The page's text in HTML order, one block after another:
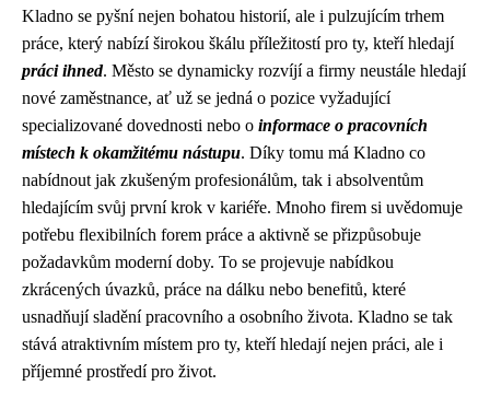
Kladno se pyšní nejen bohatou historií, ale i pulzujícím trhem
práce, který nabízí širokou škálu příležitostí pro ty, kteří hledají
práci ihned. Město se dynamicky rozvíjí a firmy neustále hledají
nové zaměstnance, ať už se jedná o pozice vyžadující
specializované dovednosti nebo o informace o pracovních
místech k okamžitému nástupu. Díky tomu má Kladno co
nabídnout jak zkušeným profesionálům, tak i absolventům
hledajícím svůj první krok v kariéře. Mnoho firem si uvědomuje
potřebu flexibilních forem práce a aktivně se přizpůsobuje
požadavkům moderní doby. To se projevuje nabídkou
zkrácených úvazků, práce na dálku nebo benefitů, které
usnadňují sladění pracovního a osobního života. Kladno se tak
stává atraktivním místem pro ty, kteří hledají nejen práci, ale i
příjemné prostředí pro život.